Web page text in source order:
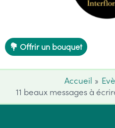
💐 Offrir un bouquet
Accueil
11 beaux messages à